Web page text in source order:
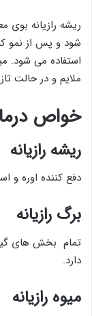
ریشه رازیانه بوی
شود و پس از نمو
استفاده می شود.
ملایم و در حالت
خواص
ریشه رازیانه
دفع کننده اوره و
برگ رازیانه
تمام بخش های
دارد.
میوه رازیانه